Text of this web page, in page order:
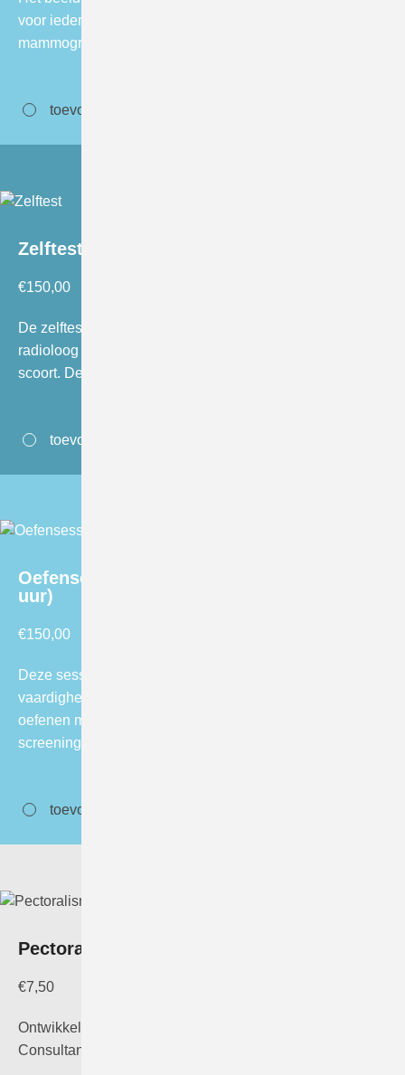
voor iedere professional die zich bezig houdt met
mammografie. Het betreft één boekje met…
toevoegen aan winkelwagen
Zelftest
€150,00
De zelftest bestaat uit een set van 60 casussen die de
radioloog individueel op een werkstation bekijkt en
scoort. De…
toevoegen aan winkelwagen
Oefensessie screening voor radiologen (4
uur)
€150,00
Deze sessie is bedoeld voor radiologen die hun
vaardigheden willen verbeteren door zelfstandig te
oefenen met het beoordelen van
screeningsmammogrammen.…
toevoegen aan winkelwagen
Pectoralismeter
€7,50
Ontwikkeld door Cary van Landsveld-Verhoeven, Sr.
Consultant Radiographer LRCB.